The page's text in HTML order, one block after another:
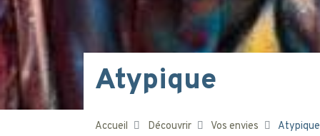
Atypique
Accueil Découvrir Vos envies Atypique